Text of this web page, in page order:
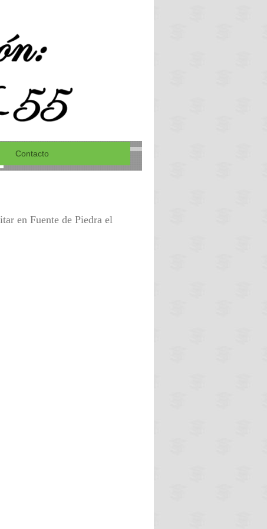
Contacto
en Fuente de Piedra el